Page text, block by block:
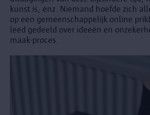
kunst is, enz. Niemand hoefde zich
op een gemeenschappelijk online
leed gedeeld over ideeën en
maak-proces.